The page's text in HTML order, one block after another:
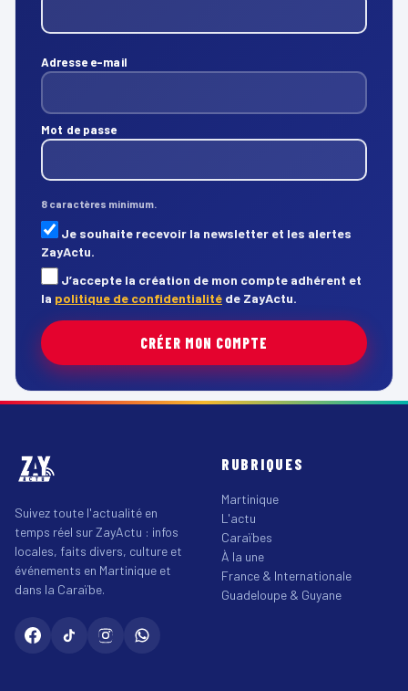
Adresse e-mail
Mot de passe
8 caractères minimum.
Je souhaite recevoir la newsletter et les alertes
ZayActu.
J’accepte la création de mon compte adhérent et
la politique de confidentialité de ZayActu.
CRÉER MON COMPTE
Suivez toute l'actualité en
temps réel sur ZayActu : infos
locales, faits divers, culture et
événements en Martinique et
dans la Caraïbe.
RUBRIQUES
Martinique
L'actu
Caraïbes
À la une
France & Internationale
Guadeloupe & Guyane